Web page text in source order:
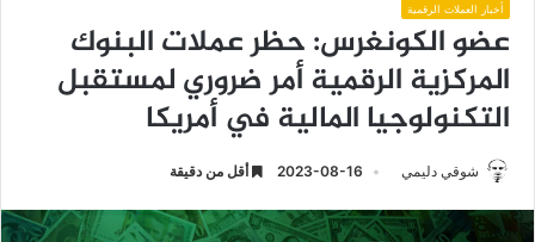
أخبار العملات الرقمية
عضو الكونغرس: حظر عملات البنوك
المركزية الرقمية أمر ضروري لمستقبل
التكنولوجيا المالية في أمريكا
شوقي دليمي 2023-08-16 أقل من دقيقة